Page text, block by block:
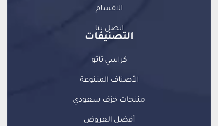
الاقسام
اتصل بنا
التصنيفات
كراسي تاتو
الأصناف المتنوعة
منتجات خزف سعودي
أفضل العروض